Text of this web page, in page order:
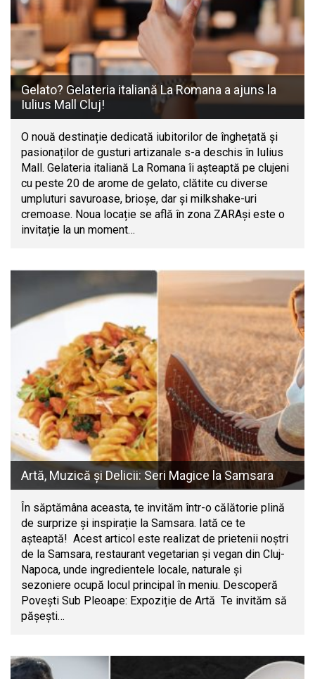
Gelato? Gelateria italiană La Romana a ajuns la
Iulius Mall Cluj!
O nouă destinație dedicată iubitorilor de înghețată și
pasionaților de gusturi artizanale s-a deschis în Iulius
Mall. Gelateria italiană La Romana îi așteaptă pe clujeni
cu peste 20 de arome de gelato, clătite cu diverse
umpluturi savuroase, brioșe, dar și milkshake-uri
cremoase. Noua locație se află în zona ZARAși este o
invitație la un moment…
Artă, Muzică și Delicii: Seri Magice la Samsara
În săptămâna aceasta, te invităm într-o călătorie plină
de surprize și inspirație la Samsara. Iată ce te
așteaptă! Acest articol este realizat de prietenii noștri
de la Samsara, restaurant vegetarian și vegan din Cluj-
Napoca, unde ingredientele locale, naturale și
sezoniere ocupă locul principal în meniu. Descoperă
Povești Sub Pleoape: Expoziție de Artă Te invităm să
pășești…